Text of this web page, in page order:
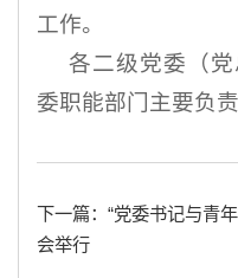
工作。
各二级党委（
委职能部门主要负
下一篇：“党委书记与青
会举行